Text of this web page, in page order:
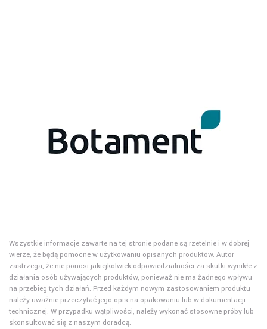
Wszystkie informacje zawarte na tej stronie podane są rzetelnie i w dobrej
wierze, że będą pomocne w użytkowaniu opisanych produktów. Autor
zastrzega, że nie ponosi jakiejkolwiek odpowiedzialności za skutki wynikłe z
działania osób używających produktów, ponieważ nie ma żadnego wpływu
na przebieg tych działań. Przed każdym nowym zastosowaniem produktu
należy uważnie przeczytać jego opis na opakowaniu lub w dokumentacji
technicznej. W przypadku wątpliwości, należy wykonać stosowne próby lub
skonsultować się z naszym doradcą.